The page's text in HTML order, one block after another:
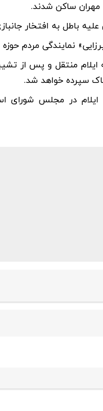
مهران ساکن شدند.
نمایندگی مردم حوزه
ایلام منتقل و پس از
سپرده خواهد شد.
در مجلس شورای